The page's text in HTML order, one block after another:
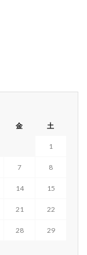
金 土
1
7 8
14 15
21 22
28 29